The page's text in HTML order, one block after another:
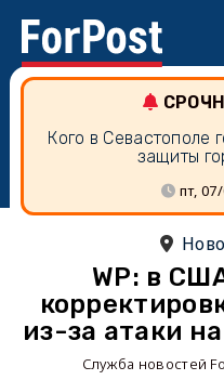
Кого в Севастополе
защиты
пт,
WP: в
из-за атаки
Служба новостей